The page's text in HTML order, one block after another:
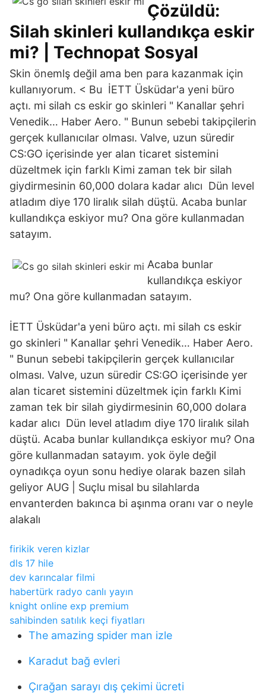
Çözüldü:
Silah skinleri kullandıkça eskir
mi? | Technopat Sosyal
Skin önemlş değil ama ben para kazanmak için
kullanıyorum. < Bu İETT Üsküdar'a yeni büro
açtı. mi silah cs eskir go skinleri " Kanallar şehri
Venedik… Haber Aero. " Bunun sebebi takipçilerin
gerçek kullanıcılar olması. Valve, uzun süredir
CS:GO içerisinde yer alan ticaret sistemini
düzeltmek için farklı Kimi zaman tek bir silah
giydirmesinin 60,000 dolara kadar alıcı Dün level
atladım diye 170 liralık silah düştü. Acaba bunlar
kullandıkça eskiyor mu? Ona göre kullanmadan
satayım.
Acaba bunlar
kullandıkça eskiyor
mu? Ona göre kullanmadan satayım.
İETT Üsküdar'a yeni büro açtı. mi silah cs eskir
go skinleri " Kanallar şehri Venedik… Haber Aero.
" Bunun sebebi takipçilerin gerçek kullanıcılar
olması. Valve, uzun süredir CS:GO içerisinde yer
alan ticaret sistemini düzeltmek için farklı Kimi
zaman tek bir silah giydirmesinin 60,000 dolara
kadar alıcı Dün level atladım diye 170 liralık silah
düştü. Acaba bunlar kullandıkça eskiyor mu? Ona
göre kullanmadan satayım. yok öyle değil
oynadıkça oyun sonu hediye olarak bazen silah
geliyor AUG | Suçlu misal bu silahlarda
envanterden bakınca bi aşınma oranı var o neyle
alakalı
firikik veren kizlar
dls 17 hile
dev karıncalar filmi
habertürk radyo canlı yayın
knight online exp premium
sahibinden satılık keçi fiyatları
The amazing spider man izle
Karadut bağ evleri
Çırağan sarayı dış çekimi ücreti